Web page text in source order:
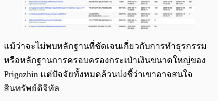
แม้ว่าจะไม่พบหลักฐานที่ชัดเจนเกี่ยวกับการทำธุรกรรม
หรือหลักฐานการครอบครองกระเป๋าเงินขนาดใหญ่ของ
Prigozhin แต่ปัจจัยทั้งหมดล้วนบ่งชี้ว่าเขาอาจสนใจ
สินทรัพย์ดิจิทัล